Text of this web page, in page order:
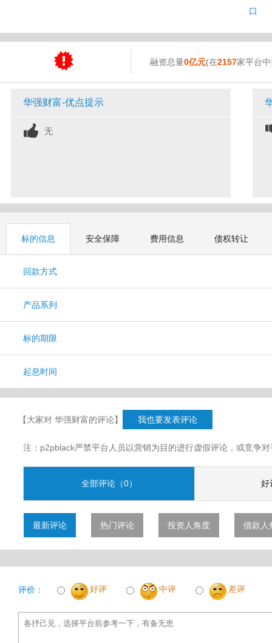
口
融资总量0亿元(在2157家平台
华强财富-优点提示
无
标的信息 安全保障 费用信息 债权转让
回款方式
产品系列
标的期限
起息时间
【大家对 华强财富的评论】 我也要发表评论
注：p2pblack严禁平台人员以营销为目的进行虚假评论，或竞争
全部评论（0） 好
最新评论 热门评论 投资人角度 借款人
评价： 好评 中评 差评